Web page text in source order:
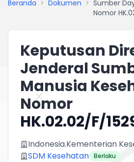
Beranda > Dokumen > Sumber
Nomor
Keputusan
Jenderal
Manusia
Nomor
HK.02.02/F/
Indonesia.Kementerian
SDM Kesehatan Berlaku